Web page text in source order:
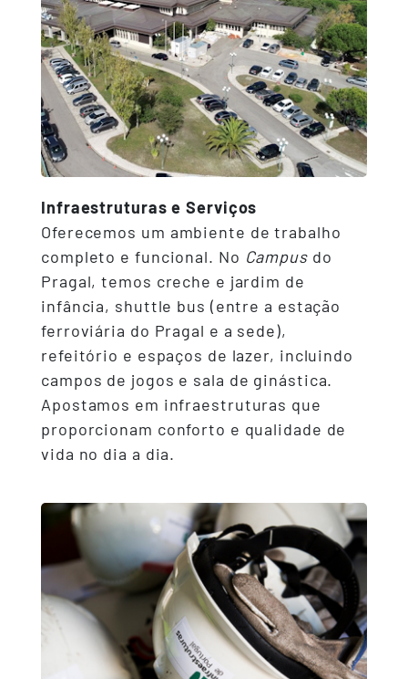
Infraestruturas e Serviços
Oferecemos um ambiente de trabalho
completo e funcional. No Campus do
Pragal, temos creche e jardim de
infância, shuttle bus (entre a estação
ferroviária do Pragal e a sede),
refeitório e espaços de lazer, incluindo
campos de jogos e sala de ginástica.
Apostamos em infraestruturas que
proporcionam conforto e qualidade de
vida no dia a dia.